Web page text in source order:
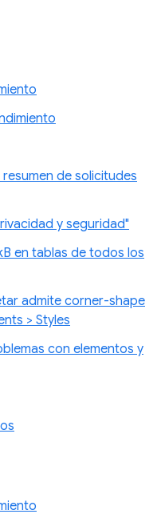
de solicitudes
y seguridad"
en tablas de todos los
admite corner-shape
> Styles
con elementos y